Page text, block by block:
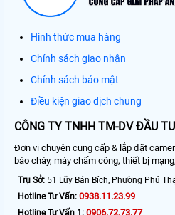
Hình thức mua hàng
Chính sách giao nhận
Chính sách bảo mật
Điều kiện giao dịch chung
CÔNG TY TNHH TM-DV ĐẦU
Đơn vị chuyên cung cấp & lắp đặt
báo cháy, máy chấm công, thiết bị
Trụ Sở: 51 Lũy Bán Bích, Phường Phú
Hotline Tư Vấn: 0938.11.23.99
Hotline Tư Vấn 1: 0906.72.73.77